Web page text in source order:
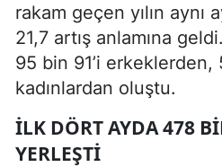
rakam geçen yılın aynı
21,7 artış anlamına
95 bin 91’i erkeklerden,
kadınlardan oluştu.
İLK DÖRT AYDA 478
YERLEŞTI